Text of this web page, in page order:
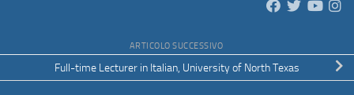
ARTICOLO SUCCESSIVO
Full-time Lecturer in Italian, University of North Texas